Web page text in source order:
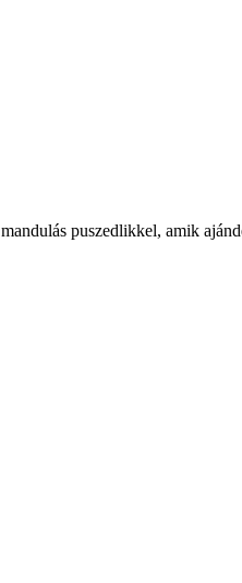
puszedlikkel, amik